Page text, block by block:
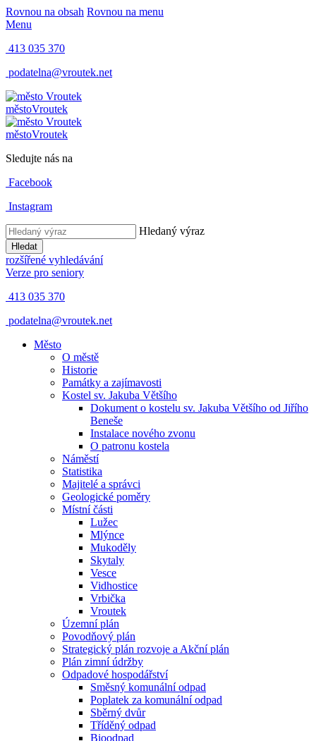
Rovnou na obsah Rovnou na menu
Menu
413 035 370
podatelna@vroutek.net
městoVroutek
městoVroutek
Sledujte nás na
Facebook
Instagram
Hledaný výraz
Hledat
rozšířené vyhledávání
Verze pro seniory
413 035 370
podatelna@vroutek.net
Město
O městě
Historie
Památky a zajímavosti
Kostel sv. Jakuba Většího
Dokument o kostelu sv. Jakuba Většího od Jiřího
Beneše
Instalace nového zvonu
O patronu kostela
Náměstí
Statistika
Majitelé a správci
Geologické poměry
Místní části
Lužec
Mlýnce
Mukoděly
Skytaly
Vesce
Vidhostice
Vrbička
Vroutek
Územní plán
Povodňový plán
Strategický plán rozvoje a Akční plán
Plán zimní údržby
Odpadové hospodářství
Směsný komunální odpad
Poplatek za komunální odpad
Sběrný dvůr
Tříděný odpad
Bioodpad